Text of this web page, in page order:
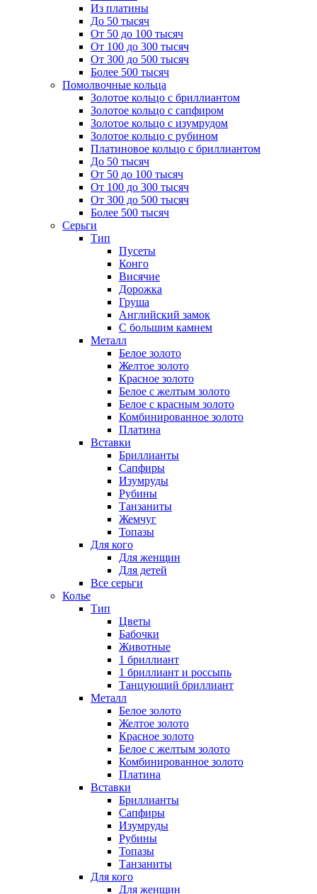
Из платины
До 50 тысяч
От 50 до 100 тысяч
От 100 до 300 тысяч
От 300 до 500 тысяч
Более 500 тысяч
Помолвочные кольца
Золотое кольцо с бриллиантом
Золотое кольцо с сапфиром
Золотое кольцо с изумрудом
Золотое кольцо с рубином
Платиновое кольцо с бриллиантом
До 50 тысяч
От 50 до 100 тысяч
От 100 до 300 тысяч
От 300 до 500 тысяч
Более 500 тысяч
Серьги
Тип
Пусеты
Конго
Висячие
Дорожка
Груша
Английский замок
С большим камнем
Металл
Белое золото
Желтое золото
Красное золото
Белое с желтым золото
Белое с красным золото
Комбинированное золото
Платина
Вставки
Бриллианты
Сапфиры
Изумруды
Рубины
Танзаниты
Жемчуг
Топазы
Для кого
Для женщин
Для детей
Все серьги
Колье
Тип
Цветы
Бабочки
Животные
1 бриллиант
1 бриллиант и россыпь
Танцующий бриллиант
Металл
Белое золото
Желтое золото
Красное золото
Белое с желтым золото
Комбинированное золото
Платина
Вставки
Бриллианты
Сапфиры
Изумруды
Рубины
Топазы
Танзаниты
Для кого
Для женщин